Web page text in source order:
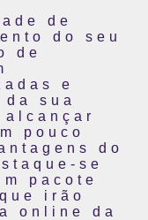
de
do seu
de
e
sua
alcançar
pouco
do
se
pacote
irão
online da